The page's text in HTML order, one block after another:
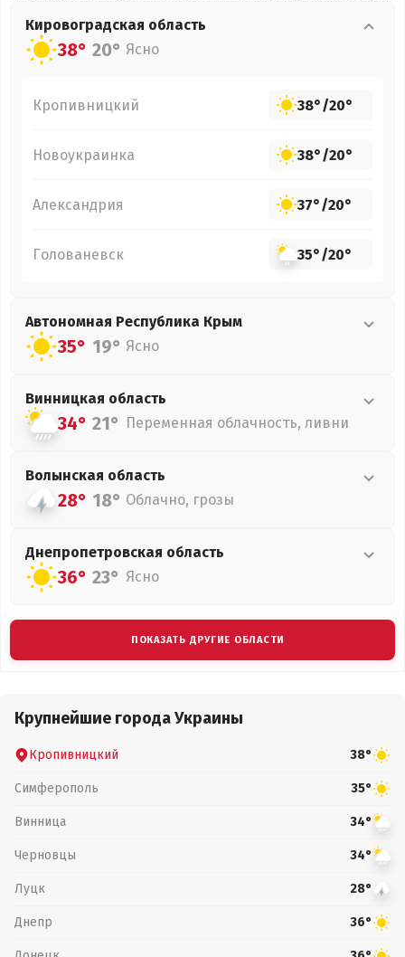
Кировоградская область
38° 20° Ясно
Кропивницкий 38°/20°
Новоукраинка 38°/20°
Александрия 37°/20°
Голованевск 35°/20°
Автономная Республика Крым
35° 19° Ясно
Винницкая область
34° 21° Переменная облачность, ливни
Волынская область
28° 18° Облачно, грозы
Днепропетровская область
36° 23° Ясно
ПОКАЗАТЬ ДРУГИЕ ОБЛАСТИ
Крупнейшие города Украины
Кропивницкий 38°
Симферополь 35°
Винница 34°
Черновцы 34°
Луцк 28°
Днепр 36°